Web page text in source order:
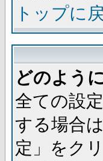
トップに
どのよう
全ての設
する場合
定」をク